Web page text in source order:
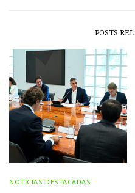
POSTS
NOTICIAS DESTACADAS